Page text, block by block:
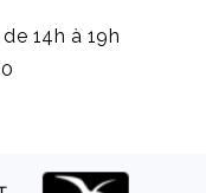
14h à 19h